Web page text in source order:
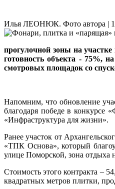
Илья ЛЕОНЮК. Фото автора |
прогулочной зоны на
готовность объекта - 75%,
смотровых площадок со
Напомним, что обновление
благодаря победе в конкурсе
«Инфраструктура для жизни».
Ранее участок от
«ТПК Основа», который
улице Поморской, зона отдыха
Стоимость этого контракта –
квадратных метров плитки,